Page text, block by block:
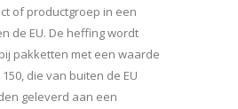
of productgroep in een
de EU. De heffing wordt
pakketten met een waarde
die van buiten de EU
geleverd aan een